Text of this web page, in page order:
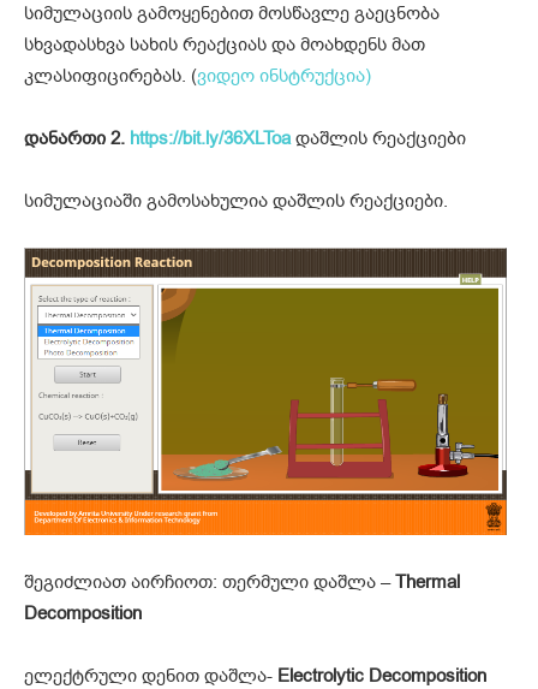
სიმულაციის გამოყენებით მოსწავლე გაეცნობა
სხვადასხვა სახის რეაქციას და მოახდენს მათ
კლასიფიცირებას. (ვიდეო ინსტრუქცია)
დანართი 2. https://bit.ly/36XLToaდაშლის რეაქციები
სიმულაციაში გამოსახულია დაშლის რეაქციები.
შეგიძლიათ აირჩიოთ: თერმული დაშლა –Thermal
Decomposition
ელექტრული დენით დაშლა- Electrolytic Decomposition